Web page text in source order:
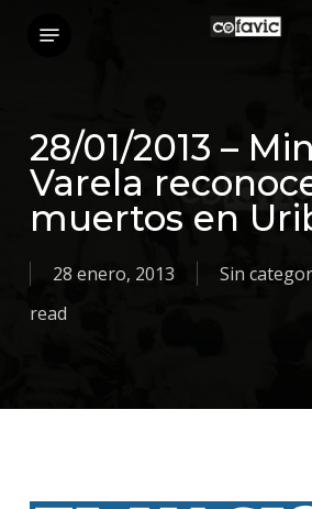
content
28/01/2013 –
Varela
muertos en
28 enero, 2013 Sin
read